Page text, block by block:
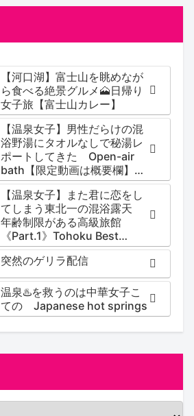
【河口湖】富士山を眺めなが
ら食べる絶景グルメ🗻日帰り
女子旅【富士山カレー】
【温泉女子】男性だらけの混
浴野湯にタオルなしで秘湯レ
ポートしてきた Open-air
bath【限定動画は概要欄】尻
焼温泉郷 川の湯
【温泉女子】また君に恋をし
てしまう東北一の混浴露天
年齢制限がある高級旅館
《Part.1》Tohoku Best
Secret hotspring #japan
#koteno
突然のゲリラ配信
温泉♨️を救うのは中華女子こ
ての Japanese hot springs